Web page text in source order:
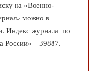
на «Военно-
можно в
Индекс журнала по
России» – 39887.